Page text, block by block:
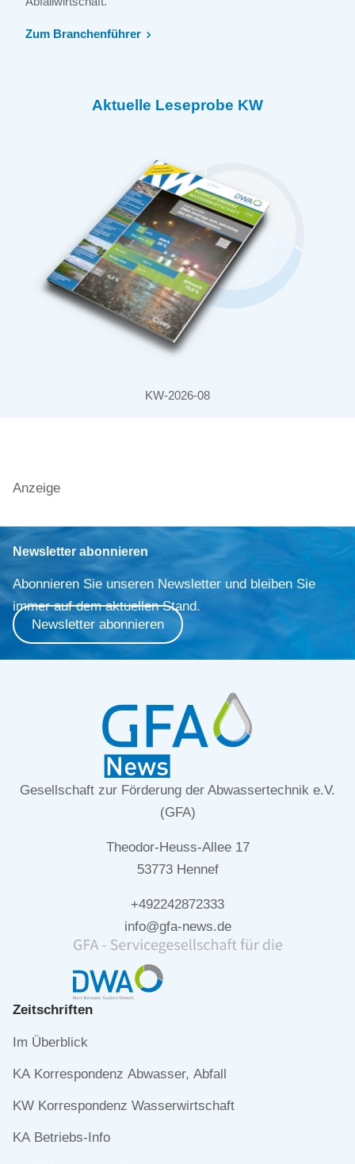
Zum Branchenführer
Aktuelle Leseprobe KW
KW-2026-08
Anzeige
Newsletter abonnieren
Abonnieren Sie unseren Newsletter und bleiben Sie
immer auf dem aktuellen Stand.
Newsletter abonnieren
Gesellschaft zur Förderung der Abwassertechnik e.V.
(GFA)
Theodor-Heuss-Allee 17
53773 Hennef
+492242872333
info@gfa-news.de
Zeitschriften
Navigation
Im Überblick
KA Korrespondenz Abwasser, Abfall
KW Korrespondenz Wasserwirtschaft
KA Betriebs-Info